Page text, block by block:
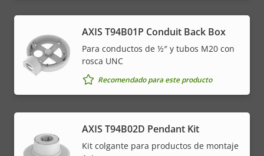
AXIS T94B01P Conduit Back Box
Para conductos de ½″ y tubos M20 con
rosca UNC
Recomendado para este producto
AXIS T94B02D Pendant Kit
Kit colgante para productos de montaje